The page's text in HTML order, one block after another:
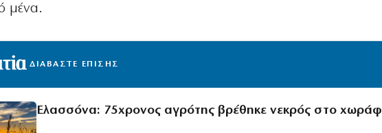
μένα.
ΔΙΑΒΑΣΤΕ ΕΠΙΣΗΣ
Ελασσόνα: 75χρονος αγρότης βρέθηκε νεκρός στο